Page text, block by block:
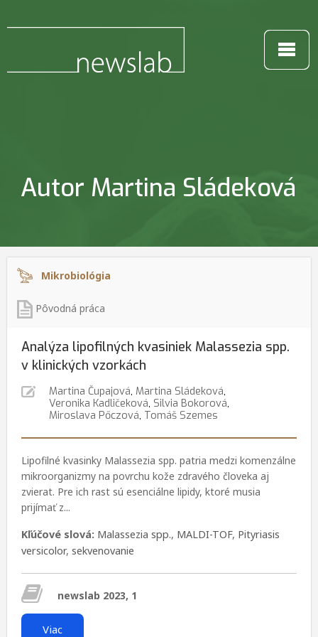
Autor Martina Sládeková
Mikrobiológia
Pôvodná práca
Analýza lipofilných kvasiniek Malassezia spp.
v klinických vzorkách
Martina Čupajová, Martina Sládeková,
Veronika Kadličeková, Silvia Bokorová,
Miroslava Pőczová, Tomáš Szemes
Lipofilné kvasinky Malassezia spp. patria medzi komenzálne
mikroorganizmy na povrchu kože zdravého človeka aj
zvierat. Pre ich rast sú esenciálne lipidy, ktoré musia
prijímať z...
Kľúčové slová: Malassezia spp., MALDI-TOF, Pityriasis
versicolor,sekvenovanie
newslab 2023, 1
Viac